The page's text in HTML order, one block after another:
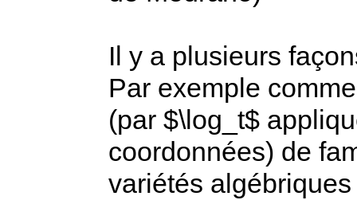
Il y a plusieurs
Par exemple
(par $\log_t$
coordonnées) de
variétés